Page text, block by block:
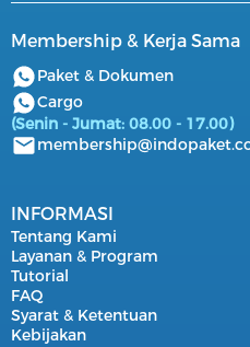
Membership & Kerja Sama
Paket & Dokumen
Cargo
(Senin - Jumat: 08.00 - 17.00)
INFORMASI
Tentang Kami
Layanan & Program
Tutorial
FAQ
Syarat & Ketentuan
Kebijakan